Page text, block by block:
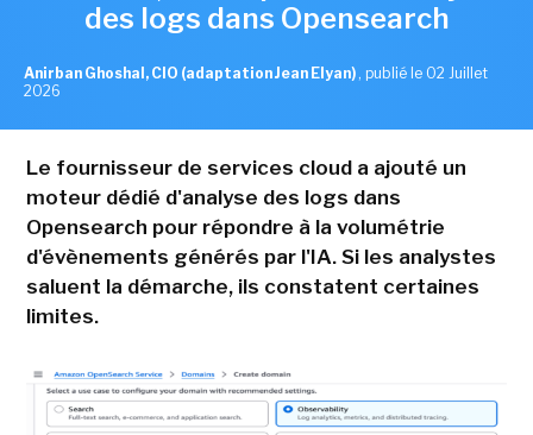
des logs dans Opensearch
Anirban Ghoshal, CIO (adaptation Jean Elyan) , publié le 02 Juillet
2026
Le fournisseur de services cloud a ajouté un
moteur dédié d'analyse des logs dans
Opensearch pour répondre à la volumétrie
d'évènements générés par l'IA. Si les analystes
saluent la démarche, ils constatent certaines
limites.